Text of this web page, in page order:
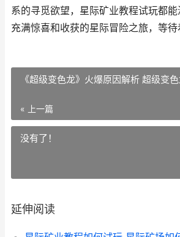
系的寻觅欲望，星际矿业教程试玩都
充满惊喜和收获的星际冒险之旅，等待
《超级变色龙》火爆原因解析 超级变
« 上一篇
没有了！
延伸阅读